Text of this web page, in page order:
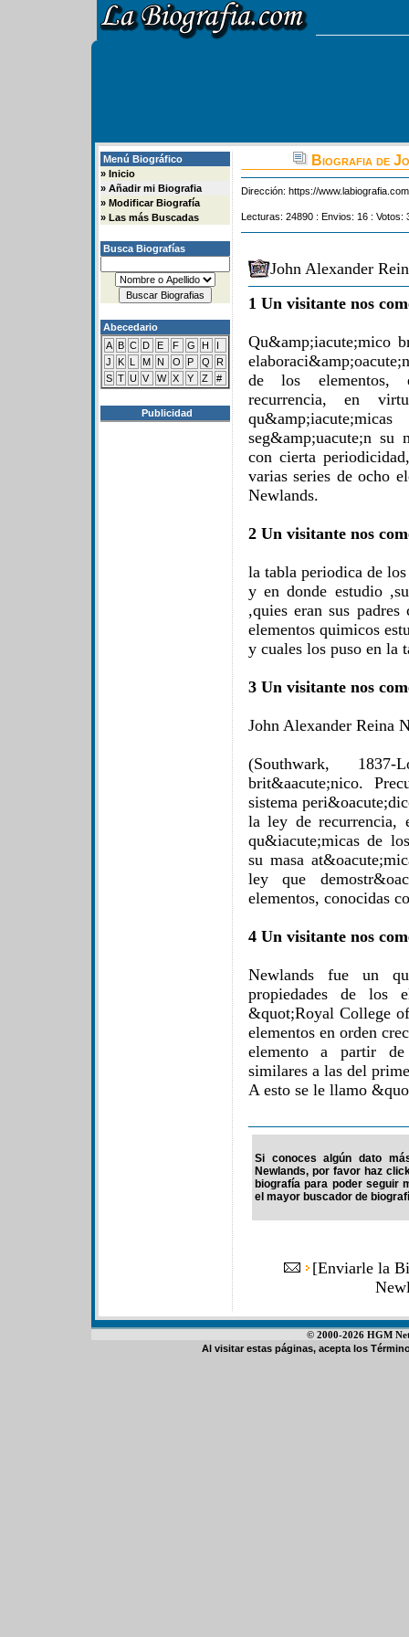
Menú Biográfico
» Inicio
» Añadir mi Biografia
» Modificar Biografía
» Las más Buscadas
Busca Biografías
Abecedario
A B C D E F G H
I
J
K L M N O P Q
R
S T U V W X Y Z #
Publicidad
Biografia de
Dirección: https://
Lecturas: 24890 : Envios: 16 : Votos:
John Alexander
1 Un visitante nos
Qu&amp;iacute;mico
de los elementos,
recurrencia, en
seg&amp;uacute;n su
con cierta
varias series de ocho
Newlands.
2 Un visitante nos
la tabla periodica de
y en donde estudio
,quies eran sus
elementos quimicos
y cuales los puso en la
3 Un visitante nos
John Alexander Reina
(Southwark, 1837-
brit&aacute;nico.
sistema
la ley de recurrencia,
qu&iacute;micas de
su masa
ley que
elementos, conocidas
4 Un visitante nos
Newlands fue un
propiedades de los
&quot;Royal College
elementos en orden
elemento a partir de
similares a las del
A esto se le llamo
Si conoces algún dato
Newlands, por favor haz
biografía para poder seguir
el mayor buscador de
[Enviarle la
© 2000-2026 HGM
Al visitar estas páginas, acepta los